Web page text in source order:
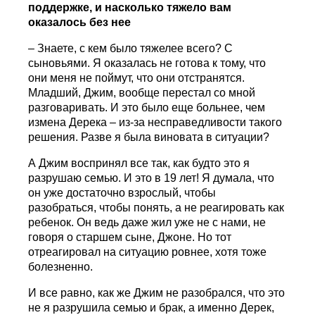
поддержке, и насколько тяжело вам
оказалось без нее
– Знаете, с кем было тяжелее всего? С
сыновьями. Я оказалась не готова к тому, что
они меня не поймут, что они отстранятся.
Младший, Джим, вообще перестал со мной
разговаривать. И это было еще больнее, чем
измена Дерека – из-за несправедливости такого
решения. Разве я была виновата в ситуации?
А Джим воспринял все так, как будто это я
разрушаю семью. И это в 19 лет! Я думала, что
он уже достаточно взрослый, чтобы
разобраться, чтобы понять, а не реагировать как
ребенок. Он ведь даже жил уже не с нами, не
говоря о старшем сыне, Джоне. Но тот
отреагировал на ситуацию ровнее, хотя тоже
болезненно.
И все равно, как же Джим не разобрался, что это
не я разрушила семью и брак, а именно Дерек,